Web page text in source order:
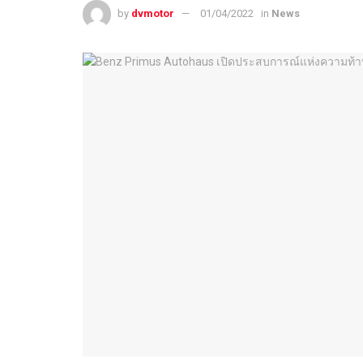
by dvmotor 01/04/2022 in News